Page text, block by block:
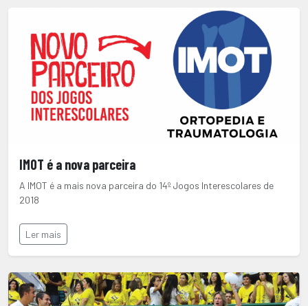
IMOT é a nova parceira
A IMOT é a mais nova parceira do 14º Jogos Interescolares de
2018
Ler mais